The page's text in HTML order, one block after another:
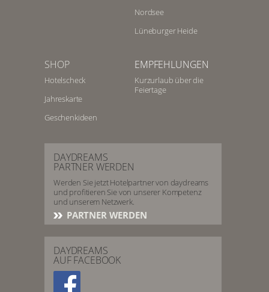
Nordsee
Lüneburger Heide
SHOP
Hotelscheck
Jahreskarte
Geschenkideen
EMPFEHLUNGEN
Kurzurlaub über die
Feiertage
DAYDREAMS
PARTNER WERDEN
Werden Sie jetzt Hotelpartner von daydreams
und profitieren Sie von unserer Kompetenz
und unserem Netzwerk.
PARTNER WERDEN
DAYDREAMS
AUF FACEBOOK